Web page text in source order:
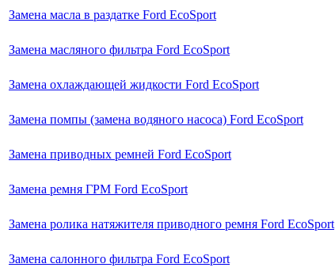
Замена масла в раздатке Ford EcoSport
Замена масляного фильтра Ford EcoSport
Замена охлаждающей жидкости Ford EcoSport
Замена помпы (замена водяного насоса) Ford EcoSport
Замена приводных ремней Ford EcoSport
Замена ремня ГРМ Ford EcoSport
Замена ролика натяжителя приводного ремня Ford EcoSport
Замена салонного фильтра Ford EcoSport